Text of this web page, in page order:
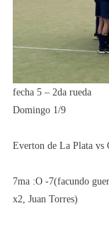
fecha 5 – 2da rueda
Domingo 1/9
Everton de La Plata vs
7ma :O -7(facundo
x2, Juan Torres)